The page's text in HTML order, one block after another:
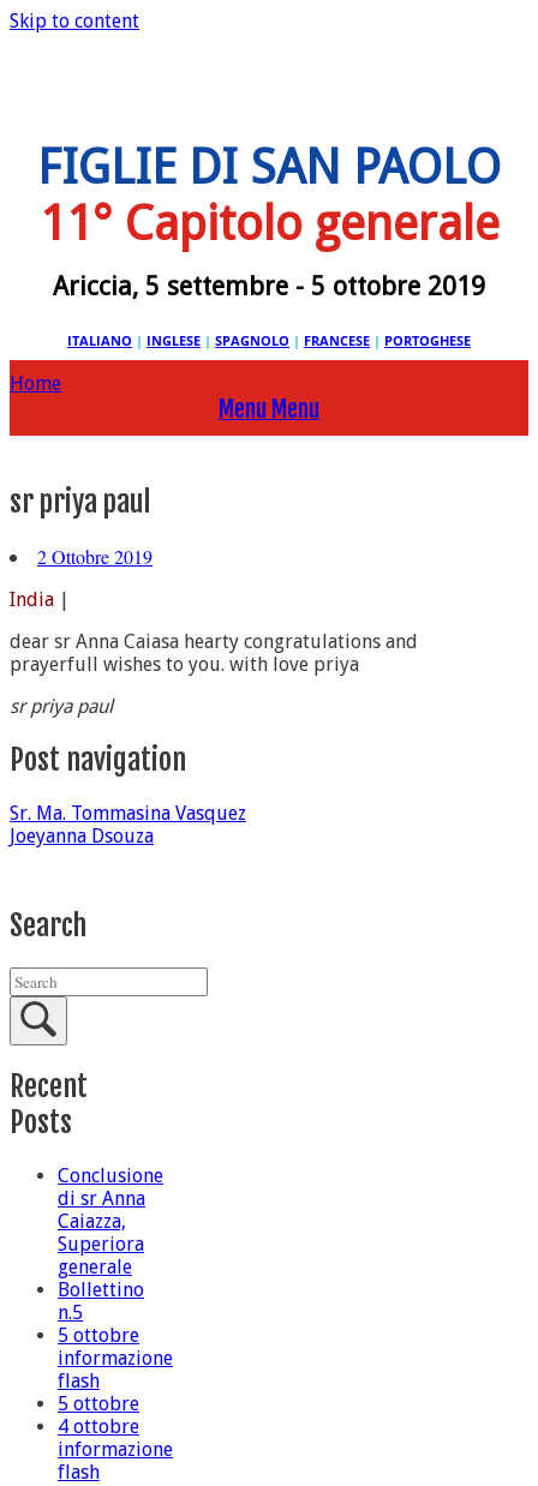
Skip to content
FIGLIE DI SAN PAOLO
11° Capitolo generale
Ariccia, 5 settembre - 5 ottobre 2019
ITALIANO | INGLESE | SPAGNOLO | FRANCESE | PORTOGHESE
Home
Menu Menu
sr priya paul
2 Ottobre 2019
India |
dear sr Anna Caiasa hearty congratulations and
prayerfull wishes to you. with love priya
sr priya paul
Post navigation
Sr. Ma. Tommasina Vasquez
Joeyanna Dsouza
Search
Recent
Posts
Conclusione
di sr Anna
Caiazza,
Superiora
generale
Bollettino
n.5
5 ottobre
informazione
flash
5 ottobre
4 ottobre
informazione
flash